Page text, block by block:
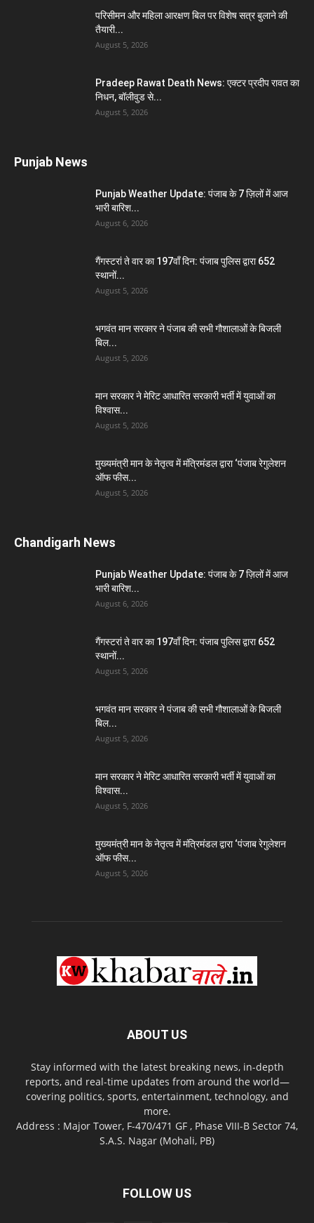
परिसीमन और महिला आरक्षण बिल पर विशेष सत्र बुलाने की
तैयारी...
August 5, 2026
Pradeep Rawat Death News: एक्टर प्रदीप रावत का
निधन, बॉलीवुड से...
August 5, 2026
Punjab News
Punjab Weather Update: पंजाब के 7 ज़िलों में आज
भारी बारिश...
August 6, 2026
गैंगस्टरां ते वार का 197वाँ दिन: पंजाब पुलिस द्वारा 652
स्थानों...
August 5, 2026
भगवंत मान सरकार ने पंजाब की सभी गौशालाओं के बिजली
बिल...
August 5, 2026
मान सरकार ने मेरिट आधारित सरकारी भर्ती में युवाओं का
विश्वास...
August 5, 2026
मुख्यमंत्री मान के नेतृत्व में मंत्रिमंडल द्वारा ‘पंजाब रेगुलेशन
ऑफ फीस...
August 5, 2026
Chandigarh News
Punjab Weather Update: पंजाब के 7 ज़िलों में आज
भारी बारिश...
August 6, 2026
गैंगस्टरां ते वार का 197वाँ दिन: पंजाब पुलिस द्वारा 652
स्थानों...
August 5, 2026
भगवंत मान सरकार ने पंजाब की सभी गौशालाओं के बिजली
बिल...
August 5, 2026
मान सरकार ने मेरिट आधारित सरकारी भर्ती में युवाओं का
विश्वास...
August 5, 2026
मुख्यमंत्री मान के नेतृत्व में मंत्रिमंडल द्वारा ‘पंजाब रेगुलेशन
ऑफ फीस...
August 5, 2026
ABOUT US
Stay informed with the latest breaking news, in-depth
reports, and real-time updates from around the world—
covering politics, sports, entertainment, technology, and
more.
Address : Major Tower, F-470/471 GF , Phase VIII-B Sector 74,
S.A.S. Nagar (Mohali, PB)
FOLLOW US